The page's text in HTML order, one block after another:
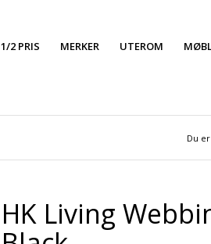
1/2 PRIS MERKER UTEROM
Du
HK Living